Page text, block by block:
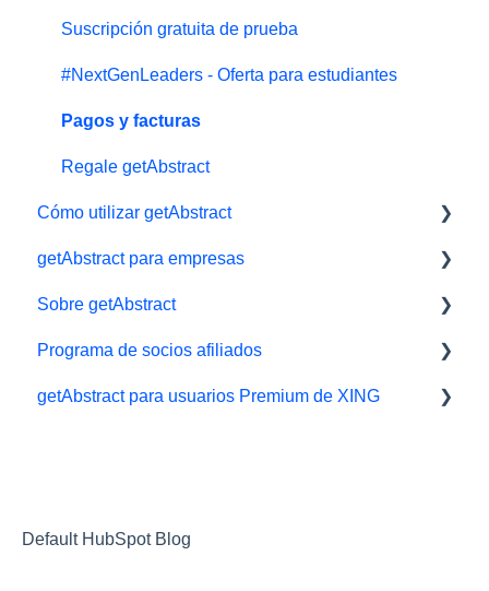
Suscripción gratuita de prueba
#NextGenLeaders - Oferta para estudiantes
Pagos y facturas
Regale getAbstract
Cómo utilizar getAbstract
Lector electrónico
App
Biblioteca y listas de lectura
Audiolibros
Soporte técnico
getAbstract para empresas
Herramientas de aprendizaje
getAbstract Integración
Planes para Equipos
Sobre getAbstract
Resúmenes y redacción
Contáctenos
Socios
Programa de socios afiliados
Afiliados/ Aliados e Impact
getAbstract para usuarios Premium de XING
Default HubSpot Blog